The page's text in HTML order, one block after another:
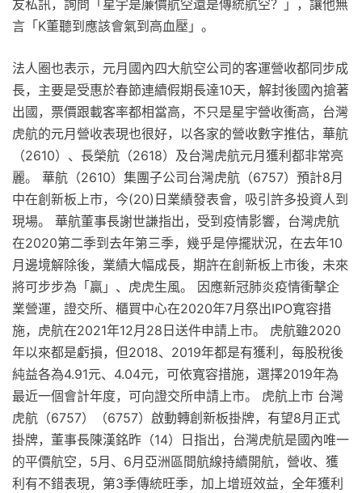
友私訊，詢問「星宇是廉價航空還是傳統航空？」，讓他無
言「K董聽到應該會氣到高血壓」。
法人圈也表示，元月國內四大航空公司的客運營收都同步成
長，主要是受惠於春節連續假期長達10天，解封後國內搶著
出國，票價跟載客率都相當高，不只是星宇營收衝高，台灣
虎航的元月營收表現也很好，以各家的營收數字推估，華航
（2610）、長榮航（2618）及台灣虎航元月獲利都非常亮
麗。 華航（2610）集團子公司台灣虎航（6757）預計8月
中在創新板上市，今(20)日業績發表會，吸引許多投資人到
現場。 華航董事長謝世謙指出，受到疫情影響，台灣虎航
在2020第二季到去年第三季，幾乎是停擺狀況，在去年10
月邊境解除後，業績大幅成長，期許在創新板上市後，未來
將可步步為「贏」、虎虎生風。 因應新冠肺炎疫情衝擊企
業營運，證交所、櫃買中心在2020年7月祭出IPO寬容措
施，虎航在2021年12月28日送件申請上市。 虎航雖2020
年以來都是虧損，但2018、2019年都是有獲利，每股稅後
純益各為4.91元、4.04元，可依寬容措施，選擇2019年為
最近一個會計年度，可向證交所申請上市。 虎航上市 台灣
虎航（6757）（6757）啟動轉創新板掛牌，有望8月正式
掛牌，董事長陳漢銘昨（14）日指出，台灣虎航是國內唯一
的平價航空，5月、6月亞洲區間航線持續開航，營收、獲
利有不錯表現，第3季傳統旺季，加上增班效益，全年獲利